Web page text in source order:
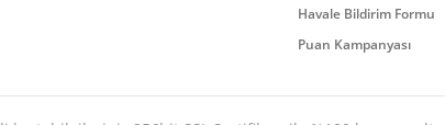
Havale Bildirim Formu
Puan Kampanyası